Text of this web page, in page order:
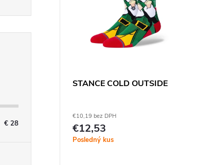
€ 28
STANCE COLD OUTSIDE
€10,19 bez DPH
€12,53
Posledný kus